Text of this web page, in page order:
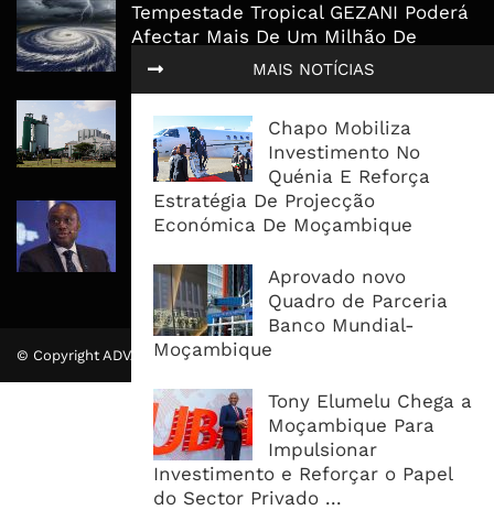
MAIS NOTÍCIAS
Chapo Mobiliza
Investimento No
Quénia E Reforça
Estratégia De Projecção
Económica De Moçambique
Aprovado novo
Quadro de Parceria
Banco Mundial-
Moçambique
Tony Elumelu Chega a
Moçambique Para
Impulsionar
Investimento e Reforçar o Papel
do Sector Privado ...
Tempestade Tropical GEZANI Poderá
Afectar Mais De Um Milhão De
Pessoas No Centro E Sul ...
Governo admite nova operadora
para a Mozal após suspensão das
operações
CEO do Standard Bank pede ao
Governo que “saia do caminho” e
facilite os negócios
© Copyright ADVALUE. Todos Direitos Reservados.